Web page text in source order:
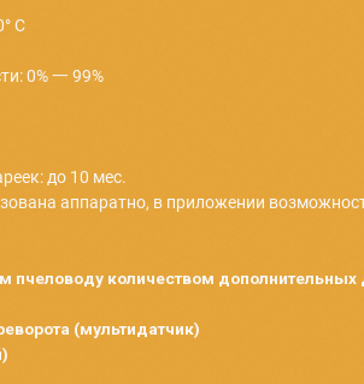
датчиков до 25 м (диаметр 50
источникам электропитания
переворота (мультидатчик)*
40° С — 60° С